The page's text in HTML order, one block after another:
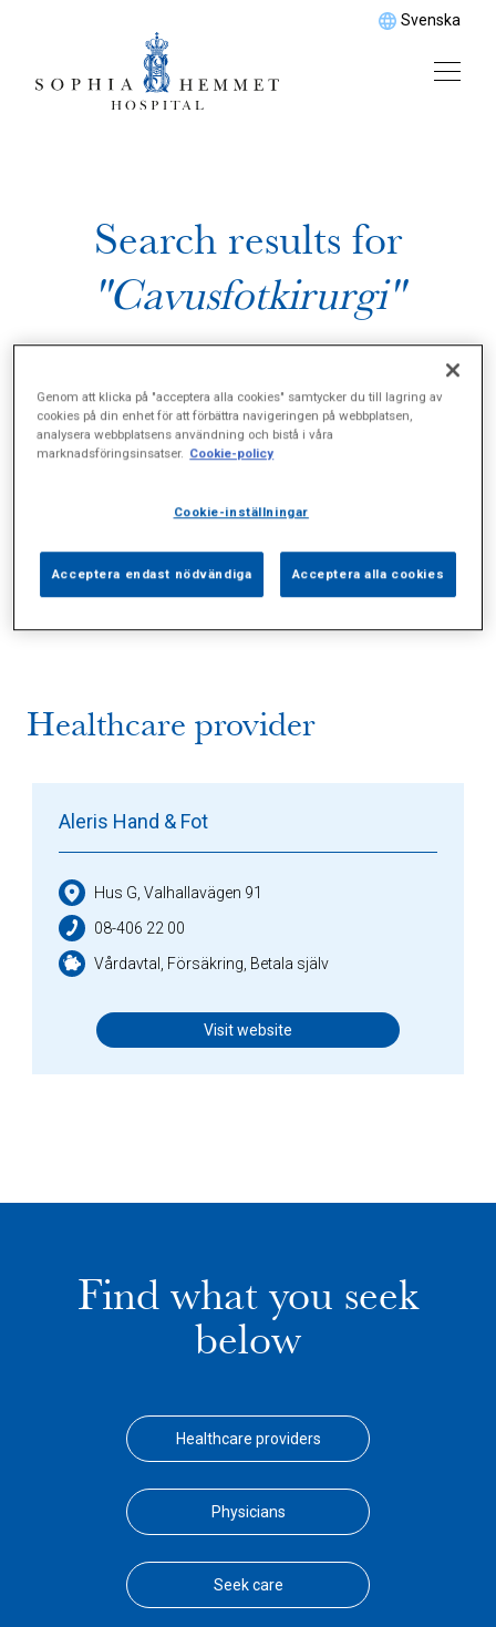
Svenska
Search results for
"Cavusfotkirurgi"
Alla (2) Vårdgivare (1) Specialister (0)
Sidor (0) Press (0) Sophianytt (0)
Healthcare provider
Aleris Hand & Fot
Hus G, Valhallavägen 91
08-406 22 00
Vårdavtal, Försäkring, Betala själv
Visit website
Find what you seek
below
Healthcare providers
Physicians
Seek care
Genom att klicka på "acceptera alla cookies" samtycker du till lagring av
cookies på din enhet för att förbättra navigeringen på webbplatsen,
analysera webbplatsens användning och bistå i våra
marknadsföringsinsatser. Cookie-policy
Cookie-inställningar
Acceptera endast nödvändiga Acceptera alla cookies